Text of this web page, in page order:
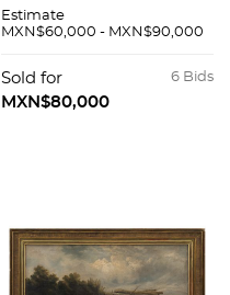
DE SAN JUAN DE
sobre tela Firmado y
fechado al frente ".
Estimate
MXN$60,000 - MXN$90,000
6 Bids
Sold for
MXN$80,000